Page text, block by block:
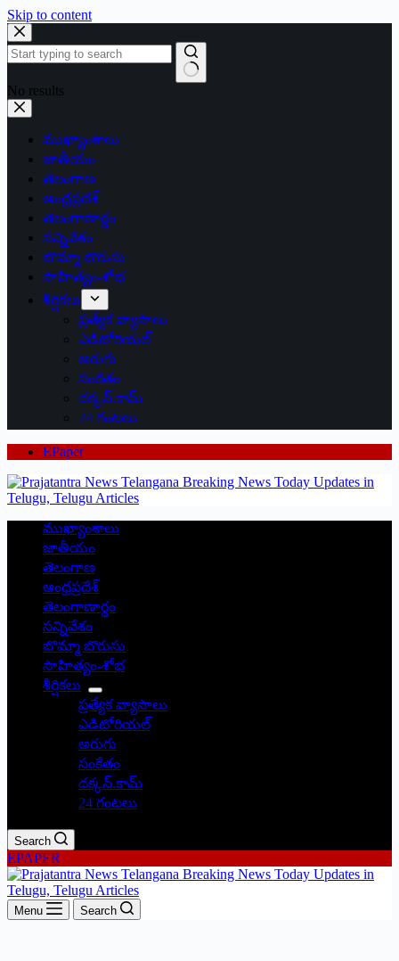
Skip to content
No results
ముఖ్యాంశాలు
జాతీయం
తెలంగాణ
ఆంధ్రప్రదేశ్
తెలంగాణార్థం
సన్నివేశం
బొమ్మా బొరుసు
సాహిత్యం-శోభ
శీర్షికలు
ప్రత్యేక వ్యాసాలు
ఎడిటోరియల్
అరుగు
సంకేతం
దక్కన్.కామ్
24 గంటలు
EPaper
ముఖ్యాంశాలు
జాతీయం
తెలంగాణ
ఆంధ్రప్రదేశ్
తెలంగాణార్థం
సన్నివేశం
బొమ్మా బొరుసు
సాహిత్యం-శోభ
శీర్షికలు
ప్రత్యేక వ్యాసాలు
ఎడిటోరియల్
అరుగు
సంకేతం
దక్కన్.కామ్
24 గంటలు
Search
EPAPER
Menu Search